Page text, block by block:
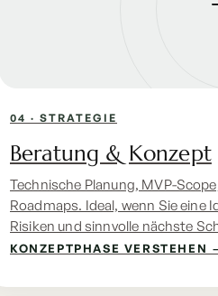
04 · STRATEGIE
Beratung & Konzept
Technische Planung, MVP-
Roadmaps. Ideal, wenn Sie eine
Risiken und sinnvolle nächste
KONZEPTPHASE VERSTEHEN